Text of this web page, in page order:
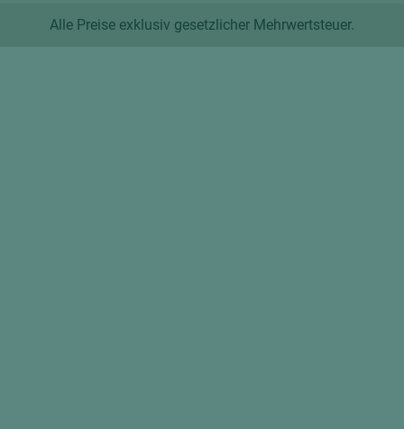
Alle Preise exklusiv gesetzlicher Mehrwertsteuer.